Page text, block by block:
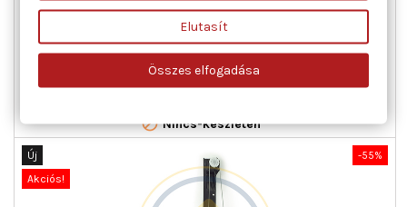
Ajtók száma : 3 / 5, Beépítési oldal : jobb első, Kiegészítő
cikk/kiegészítő info : Villanymotor nélkül, Működési mód :
elektromos, Páros cikkszám : 350103104100
Ár
31 283 Ft
Normál
ár
39 104 Ft
Nincs-készleten
-55%
Új
Akciós!
Elutasít
Összes elfogadása